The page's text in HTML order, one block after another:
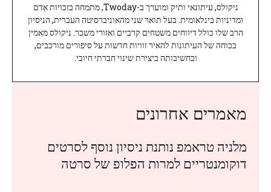
ניקולס, עיתונאי ותיק ומוערך ב-Twoday, מתמחה בזכויות אדם
ומדיניות בינלאומית. בעל תואר שני מהאוניברסיטה העברית, הניסיון
הרב שלו כולל דיווחים משטחים קרביים ואזורי משבר. ניקולס מאמין
בכוחה של העיתונות להאיר זוויות חדשות על סיפורים מורכבים,
ובחשיבותה ביצירת שינוי חברתי חיובי.
מאמרים אחרונים
מלניה טראמפ נותנת ניסיון נוסף לסרטים
דוקומנטריים למרות הפלופ של סרטה